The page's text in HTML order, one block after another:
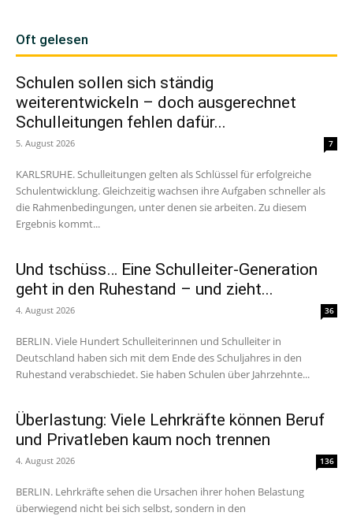
Oft gelesen
Schulen sollen sich ständig
weiterentwickeln – doch ausgerechnet
Schulleitungen fehlen dafür...
5. August 2026 7
KARLSRUHE. Schulleitungen gelten als Schlüssel für erfolgreiche
Schulentwicklung. Gleichzeitig wachsen ihre Aufgaben schneller als
die Rahmenbedingungen, unter denen sie arbeiten. Zu diesem
Ergebnis kommt...
Und tschüss… Eine Schulleiter-Generation
geht in den Ruhestand – und zieht...
4. August 2026 36
BERLIN. Viele Hundert Schulleiterinnen und Schulleiter in
Deutschland haben sich mit dem Ende des Schuljahres in den
Ruhestand verabschiedet. Sie haben Schulen über Jahrzehnte...
Überlastung: Viele Lehrkräfte können Beruf
und Privatleben kaum noch trennen
4. August 2026 136
BERLIN. Lehrkräfte sehen die Ursachen ihrer hohen Belastung
überwiegend nicht bei sich selbst, sondern in den